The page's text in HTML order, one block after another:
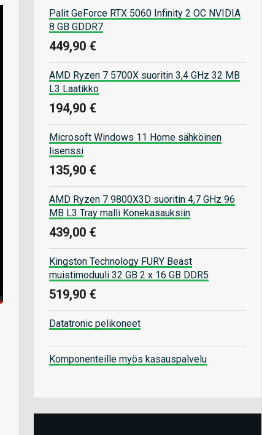
Palit GeForce RTX 5060 Infinity 2 OC NVIDIA
8 GB GDDR7
449,90 €
AMD Ryzen 7 5700X suoritin 3,4 GHz 32 MB
L3 Laatikko
194,90 €
Microsoft Windows 11 Home sähköinen
lisenssi
135,90 €
AMD Ryzen 7 9800X3D suoritin 4,7 GHz 96
MB L3 Tray malli Konekasauksiin
439,00 €
Kingston Technology FURY Beast
muistimoduuli 32 GB 2 x 16 GB DDR5
519,90 €
Datatronic pelikoneet
Komponenteille myös kasauspalvelu